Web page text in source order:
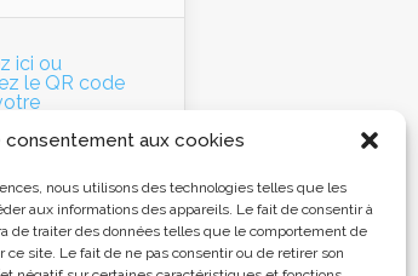
consentement aux cookies
nous utilisons des technologies telles que les
aux informations des appareils. Le fait de consentir à
de traiter des données telles que le comportement de
ce site. Le fait de ne pas consentir ou de retirer son
ici ou
le QR code
au panneau